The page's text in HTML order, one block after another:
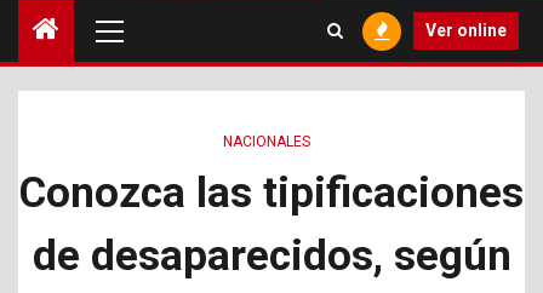
principal
Ver online
NACIONALES
Conozca las tipificaciones
de desaparecidos, según